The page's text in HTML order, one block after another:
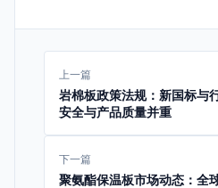
上一篇
岩棉板政策法规：新国标与
安全与产品质量并重
下一篇
聚氨酯保温板市场动态：全